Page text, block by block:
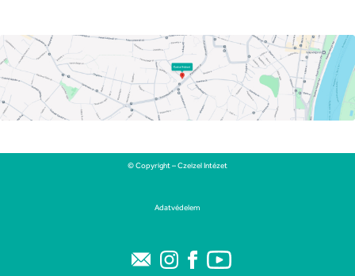
© Copyright – Czeizel Intézet
Adatvédelem